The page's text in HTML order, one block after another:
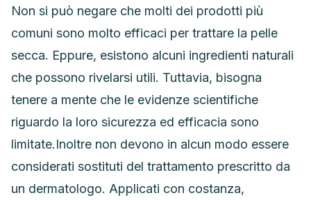
Non si può negare che molti dei prodotti più
comuni sono molto efficaci per trattare la pelle
secca. Eppure, esistono alcuni ingredienti naturali
che possono rivelarsi utili. Tuttavia, bisogna
tenere a mente che le evidenze scientifiche
riguardo la loro sicurezza ed efficacia sono
limitate.Inoltre non devono in alcun modo essere
considerati sostituti del trattamento prescritto da
un dermatologo. Applicati con costanza,